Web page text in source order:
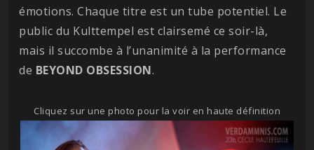
émotions. Chaque titre est un tube potentiel. Le
public du Kulttempel est clairsemé ce soir-là,
mais il succombe à l’unanimité à la performance
de BEYOND OBSESSION.
Cliquez sur une photo pour la voir en haute définition